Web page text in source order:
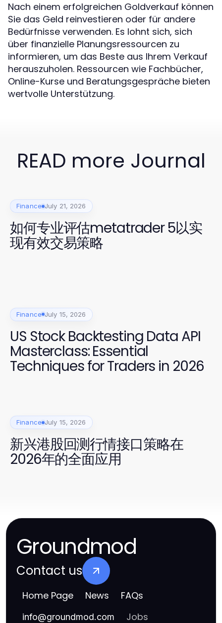
Nach einem erfolgreichen Goldverkauf können
Sie das Geld reinvestieren oder für andere
Bedürfnisse verwenden. Es lohnt sich, sich
über finanzielle Planungsressourcen zu
informieren, um das Beste aus Ihrem Verkauf
herauszuholen. Ressourcen wie Fachbücher,
Online-Kurse und Beratungsgespräche bieten
wertvolle Unterstützung.
READ more Journal
Finance July 21, 2026
如何专业评估metatrader 5以实
现有效交易策略
Finance July 15, 2026
US Stock Backtesting Data API
Masterclass: Essential
Techniques for Traders in 2026
Finance July 15, 2026
新兴港股回测行情接口策略在
2026年的全面应用
Groundmod
Contact us
Home Page News FAQs
info@groundmod.com Jobs